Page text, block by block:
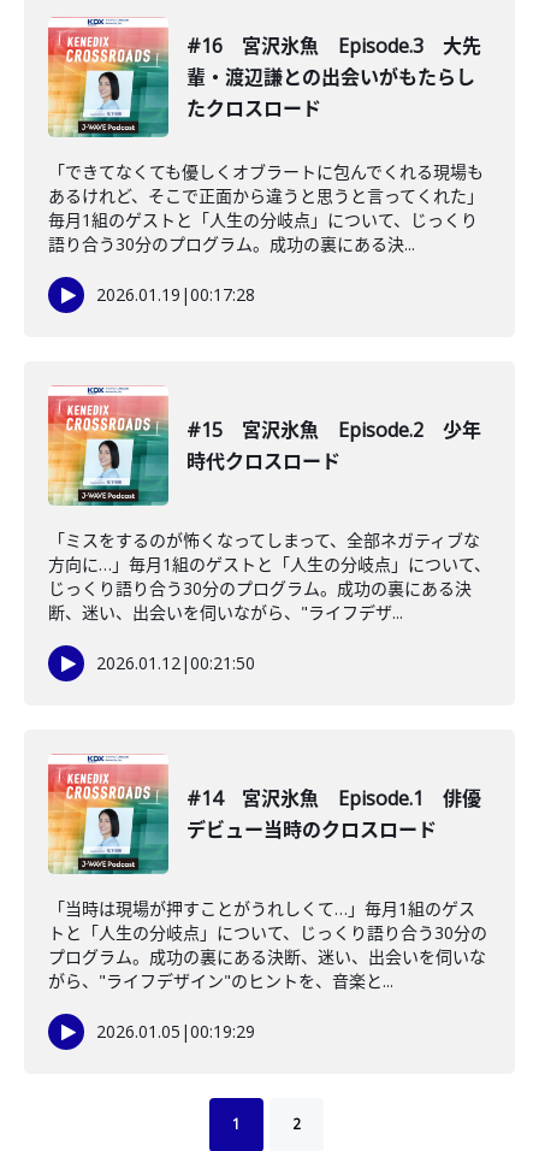
#16 宮沢氷魚 Episode.3 大先
輩・渡辺謙との出会いがもたらし
たクロスロード
「できてなくても優しくオブラートに包んでくれる現場も
あるけれど、そこで正面から違うと思うと言ってくれた」
毎月1組のゲストと「人生の分岐点」について、じっくり
語り合う30分のプログラム。成功の裏にある決...
2026.01.19 |00:17:28
#15 宮沢氷魚 Episode.2 少年
時代クロスロード
「ミスをするのが怖くなってしまって、全部ネガティブな
方向に…」毎月1組のゲストと「人生の分岐点」について、
じっくり語り合う30分のプログラム。成功の裏にある決
断、迷い、出会いを伺いながら、"ライフデザ...
2026.01.12|00:21:50
#14 宮沢氷魚 Episode.1 俳優
デビュー当時のクロスロード
「当時は現場が押すことがうれしくて…」毎月1組のゲス
トと「人生の分岐点」について、じっくり語り合う30分の
プログラム。成功の裏にある決断、迷い、出会いを伺いな
がら、"ライフデザイン"のヒントを、音楽と...
2026.01.05 |00:19:29
1 2